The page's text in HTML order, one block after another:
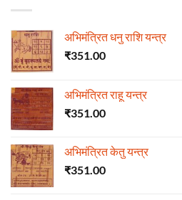
अभिमंत्रित धनु राशि यन्त्र
₹351.00
अभिमंत्रित राहू यन्त्र
₹351.00
अभिमंत्रित केतु यन्त्र
₹351.00